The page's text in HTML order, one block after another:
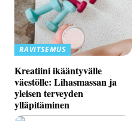
RAVITSEMUS
Kreatiini ikääntyvälle
väestölle: Lihasmassan ja
yleisen terveyden
ylläpitäminen